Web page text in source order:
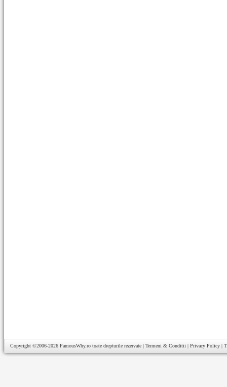
Copyright ©2006-2026 FamousWhy.ro toate drepturile rezervate | Termeni & Conditii | Privacy Policy |